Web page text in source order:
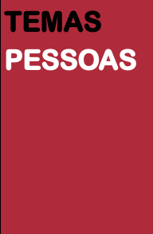
TEMAS
PESSOAS